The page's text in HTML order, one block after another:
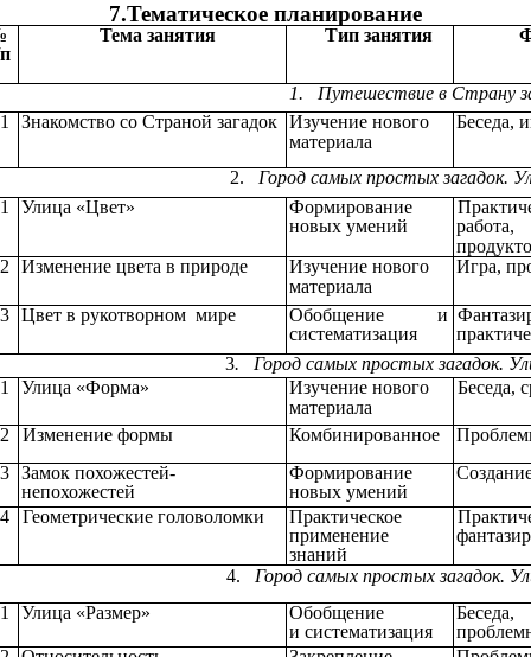
7.Тематическое планирование
Тема занятия Тип занятия
1. Путешествие в Страну
Знакомство со Страной загадок Изучение нового
материала
Беседа,
2. Город самых простых
Улица «Цвет»
Формирование
новых умений
работа,
Изменение цвета в природе Изучение нового
материала
Игра,
Цвет в рукотворном мире
Обобщение и
систематизация
3. Город самых простых
Улица «Форма» Изучение нового
материала
Беседа,
Изменение формы Комбинированное
Замок похожестей-
непохожестей
Формирование
новых умений
Геометрические головоломки
Практическое
применение
знаний
4. Город самых простых загадок.
Улица «Размер»
Обобщение
и систематизация
Беседа,